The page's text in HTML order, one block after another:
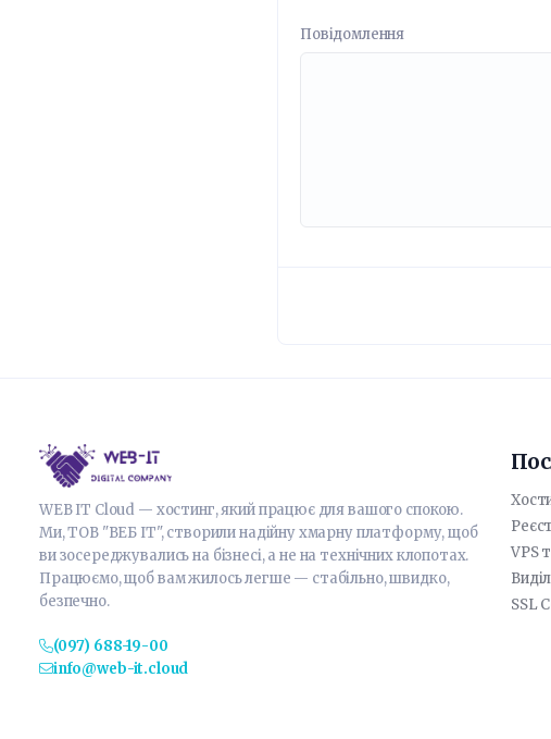
Повідомлення
WEB IT Cloud — хостинг, який працює для вашого спокою.
Ми, ТОВ "ВЕБ ІТ", створили надійну хмарну платформу, щоб
ви зосереджувались на бізнесі, а не на технічних клопотах.
Працюємо, щоб вам жилось легше — стабільно, швидко,
безпечно.
(097) 688-19-00
info@web-it.cloud
VPS
SSL